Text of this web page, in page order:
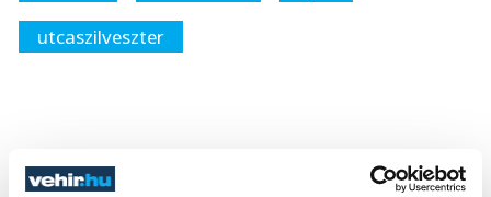
utcaszilveszter